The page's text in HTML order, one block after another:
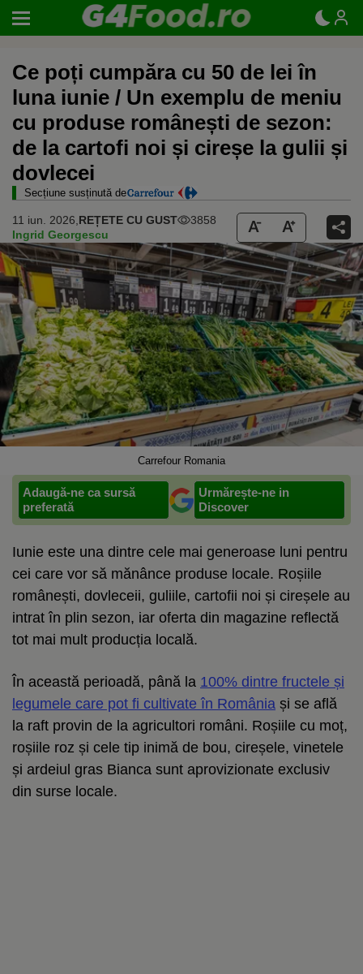
Ce poți cumpăra cu 50 de lei în
luna iunie / Un exemplu de meniu
cu produse românești de sezon:
de la cartofi noi și cireșe la gulii și
dovlecei
Secțiune susținută de
11 iun. 2026,REȚETE CU GUST
3858
Ingrid Georgescu
Carrefour Romania
Adaugă-ne ca sursă
preferată
Urmărește-ne in
Discover
Iunie este una dintre cele mai generoase luni pentru
cei care vor să mănânce produse locale. Roșiile
românești, dovleceii, guliile, cartofii noi și cireșele au
intrat în plin sezon, iar oferta din magazine reflectă
tot mai mult producția locală.
În această perioadă, până la 100% dintre fructele și
legumele care pot fi cultivate în România și se află
la raft provin de la agricultori români. Roșiile cu moț,
roșiile roz și cele tip inimă de bou, cireșele, vinetele
și ardeiul gras Bianca sunt aprovizionate exclusiv
din surse locale.